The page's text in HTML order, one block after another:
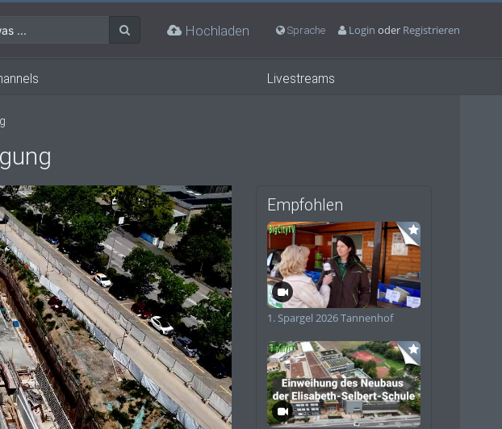
... Hochladen Sprache Login oder Registrieren
Livestreams
Empfohlen
1. Spargel 2026 Tannenhof